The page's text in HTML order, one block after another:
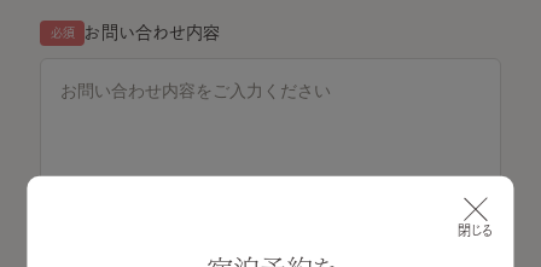
閉じる
お問い合わせ内容
必須